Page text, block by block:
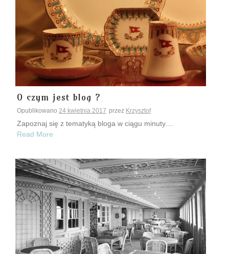
O czym jest blog ?
Opublikowano 24 kwietnia 2017 przez Krzysztof
Zapoznaj się z tematyką bloga w ciągu minuty....
Read More